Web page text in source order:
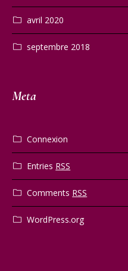
avril 2020
septembre 2018
Meta
Connexion
Entries RSS
Comments RSS
WordPress.org